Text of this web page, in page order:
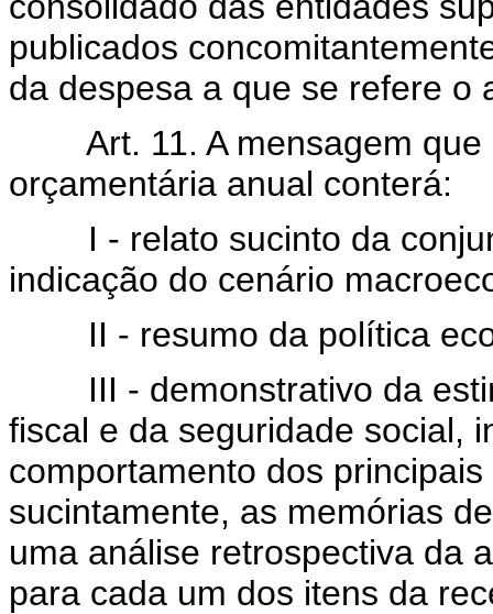
publicados
da despesa a que se refere o
Art. 11. A mensagem
orçamentária anual conterá:
I - relato sucinto da
indicação do cenário
II - resumo da política
III - demonstrativo da
fiscal e da seguridade social,
comportamento dos
sucintamente, as memórias
uma análise retrospectiva da
para cada um dos itens da